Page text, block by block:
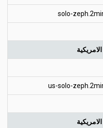
solo-
us-solo-